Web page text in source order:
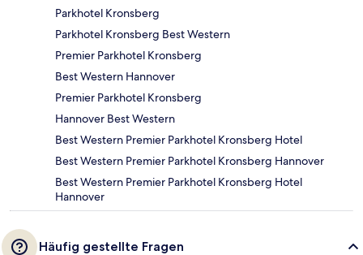
Parkhotel Kronsberg
Parkhotel Kronsberg Best Western
Premier Parkhotel Kronsberg
Best Western Hannover
Premier Parkhotel Kronsberg
Hannover Best Western
Best Western Premier Parkhotel Kronsberg Hotel
Best Western Premier Parkhotel Kronsberg Hannover
Best Western Premier Parkhotel Kronsberg Hotel
Hannover
Häufig gestellte Fragen